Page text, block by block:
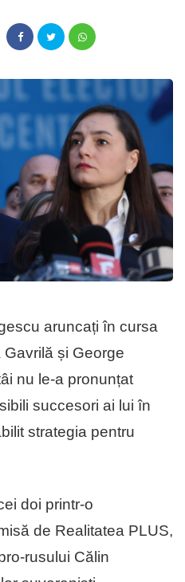
aruncați în cursa
și George
nu le-a pronunțat
succesori ai lui în
strategia pentru
doi printr-o
de Realitatea PLUS,
rusului Călin